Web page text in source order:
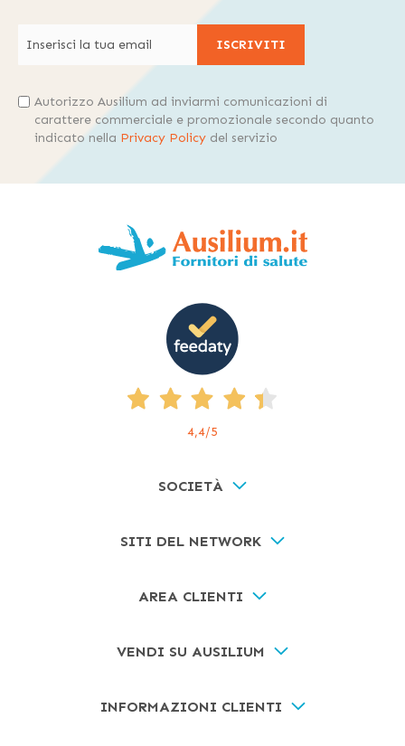
ISCRIVITI
Autorizzo Ausilium ad inviarmi comunicazioni di
carattere commerciale e promozionale secondo quanto
indicato nella Privacy Policy del servizio
4,4/5
SOCIETÀ
SITI DEL NETWORK
AREA CLIENTI
VENDI SU AUSILIUM
INFORMAZIONI CLIENTI